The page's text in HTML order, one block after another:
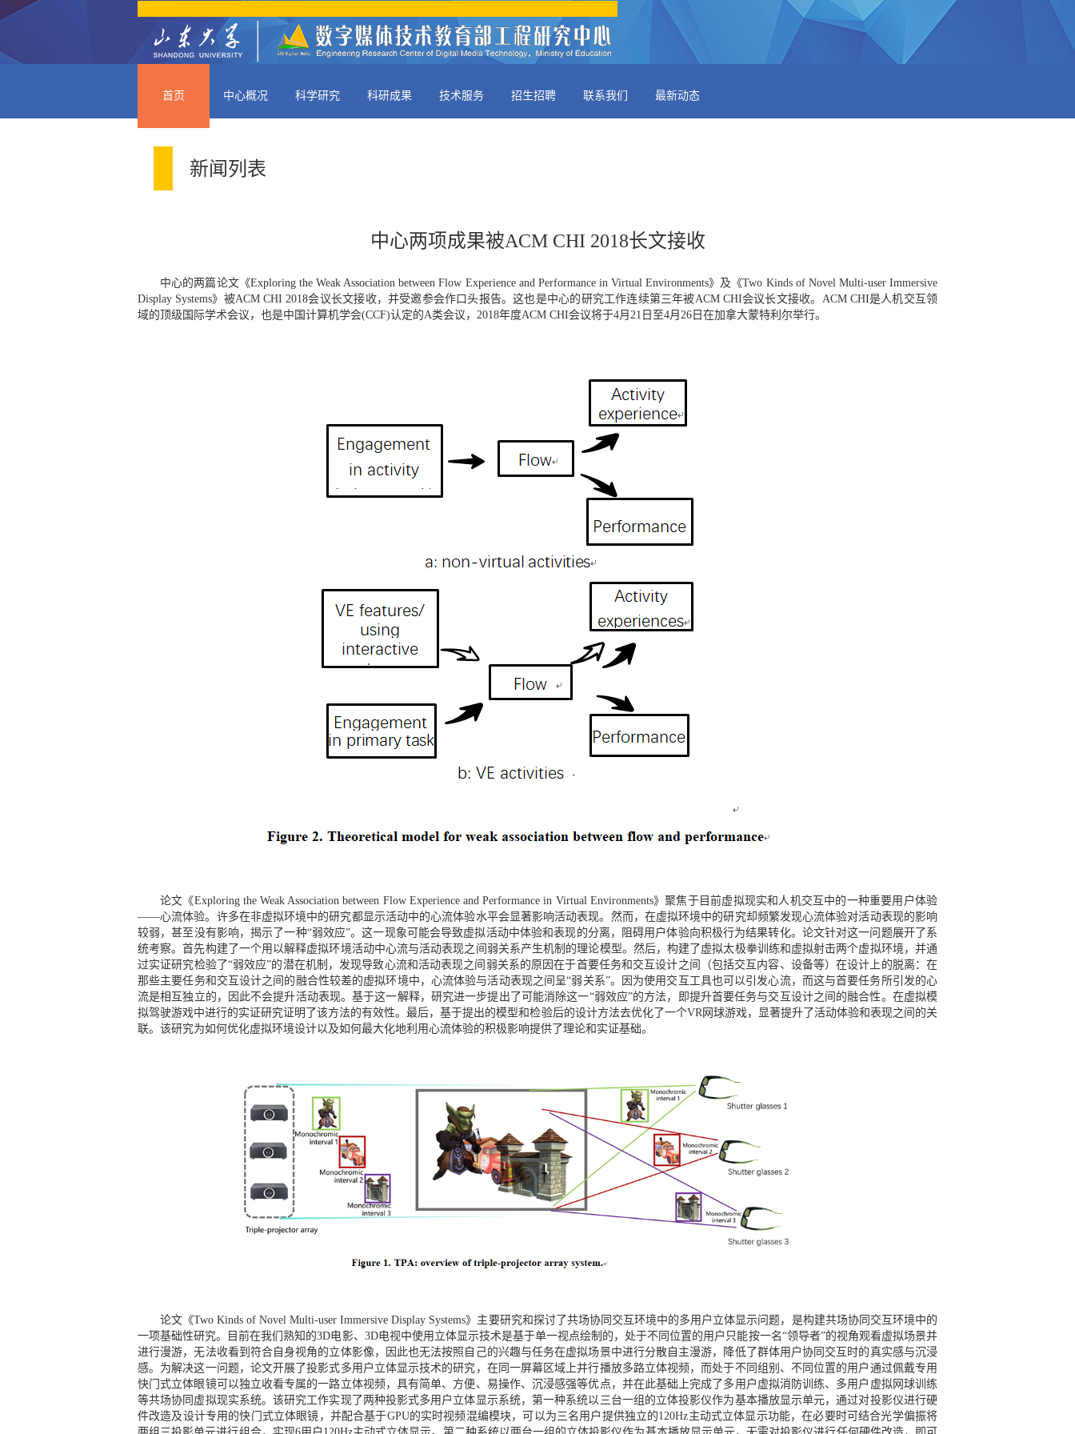
首页 中心概况 科学研究 科研成果 技术服务 招生招聘 联系我们 最新动态
新闻列表
中心两项成果被ACM CHI 2018长文接收
中心的两篇论文《Exploring the Weak Association between Flow Experience and Performance in Virtual Environments》及《Two Kinds of Novel Multi-user Immersive
Display Systems》被ACM CHI 2018会议长文接收，并受邀参会作口头报告。这也是中心的研究工作连续第三年被ACM CHI会议长文接收。ACM CHI是人机交互领
域的顶级国际学术会议，也是中国计算机学会(CCF)认定的A类会议，2018年度ACM CHI会议将于4月21日至4月26日在加拿大蒙特利尔举行。
论文《Exploring the Weak Association between Flow Experience and Performance in Virtual Environments》聚焦于目前虚拟现实和人机交互中的一种重要用户体验
——心流体验。许多在非虚拟环境中的研究都显示活动中的心流体验水平会显著影响活动表现。然而，在虚拟环境中的研究却频繁发现心流体验对活动表现的影响
较弱，甚至没有影响，揭示了一种“弱效应”。这一现象可能会导致虚拟活动中体验和表现的分离，阻碍用户体验向积极行为结果转化。论文针对这一问题展开了系
统考察。首先构建了一个用以解释虚拟环境活动中心流与活动表现之间弱关系产生机制的理论模型。然后，构建了虚拟太极拳训练和虚拟射击两个虚拟环境，并通
过实证研究检验了“弱效应”的潜在机制，发现导致心流和活动表现之间弱关系的原因在于首要任务和交互设计之间（包括交互内容、设备等）在设计上的脱离：在
那些主要任务和交互设计之间的融合性较差的虚拟环境中，心流体验与活动表现之间呈“弱关系”。因为使用交互工具也可以引发心流，而这与首要任务所引发的心
流是相互独立的，因此不会提升活动表现。基于这一解释，研究进一步提出了可能消除这一“弱效应”的方法，即提升首要任务与交互设计之间的融合性。在虚拟模
拟驾驶游戏中进行的实证研究证明了该方法的有效性。最后，基于提出的模型和检验后的设计方法去优化了一个VR网球游戏，显著提升了活动体验和表现之间的关
联。该研究为如何优化虚拟环境设计以及如何最大化地利用心流体验的积极影响提供了理论和实证基础。
论文《Two Kinds of Novel Multi-user Immersive Display Systems》主要研究和探讨了共场协同交互环境中的多用户立体显示问题，是构建共场协同交互环境中的
一项基础性研究。目前在我们熟知的3D电影、3D电视中使用立体显示技术是基于单一视点绘制的，处于不同位置的用户只能按一名“领导者”的视角观看虚拟场景并
进行漫游，无法收看到符合自身视角的立体影像，因此也无法按照自己的兴趣与任务在虚拟场景中进行分散自主漫游，降低了群体用户协同交互时的真实感与沉浸
感。为解决这一问题，论文开展了投影式多用户立体显示技术的研究，在同一屏幕区域上并行播放多路立体视频，而处于不同组别、不同位置的用户通过佩戴专用
快门式立体眼镜可以独立收看专属的一路立体视频，具有简单、方便、易操作、沉浸感强等优点，并在此基础上完成了多用户虚拟消防训练、多用户虚拟网球训练
等共场协同虚拟现实系统。该研究工作实现了两种投影式多用户立体显示系统，第一种系统以三台一组的立体投影仪作为基本播放显示单元，通过对投影仪进行硬
件改造及设计专用的快门式立体眼镜，并配合基于GPU的实时视频混编模块，可以为三名用户提供独立的120Hz主动式立体显示功能，在必要时可结合光学偏振将